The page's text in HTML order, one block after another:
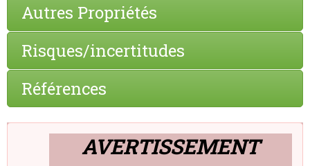
Autres Propriétés
Risques/incertitudes
Références
AVERTISSEMENT